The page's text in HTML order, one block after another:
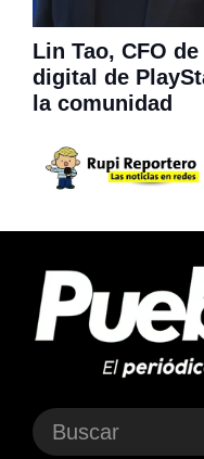
Lin Tao, CFO
digital de
la comunidad